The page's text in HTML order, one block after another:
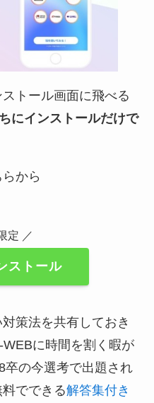
トール画面に飛べる
にインストールだけで
から
定 ／
ストール
策法を共有しておき
に時間を割く暇が
卒の今選考で出題され
でできる解答集付き